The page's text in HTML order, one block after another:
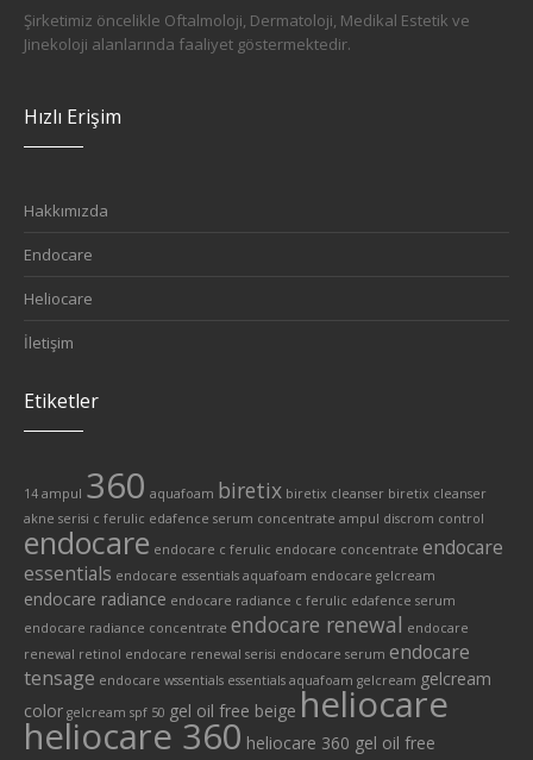
Şirketimiz öncelikle Oftalmoloji, Dermatoloji, Medikal Estetik ve
Jinekoloji alanlarında faaliyet göstermektedir.
Hızlı Erişim
Hakkımızda
Endocare
Heliocare
İletişim
Etiketler
14 ampul 360 aquafoam biretix biretix cleanser biretix cleanser
akne serisi c ferulic edafence serum concentrate ampul discrom control
endocare endocare c ferulic endocare concentrate endocare
essentials endocare essentials aquafoam endocare gelcream
endocare radiance endocare radiance c ferulic edafence serum
endocare radiance concentrate endocare renewal endocare
renewal retinol endocare renewal serisi endocare serum endocare
tensage endocare wssentials essentials aquafoam gelcream gelcream
color gelcream spf 50 gel oil free beige heliocare
heliocare 360 heliocare 360 gel oil free